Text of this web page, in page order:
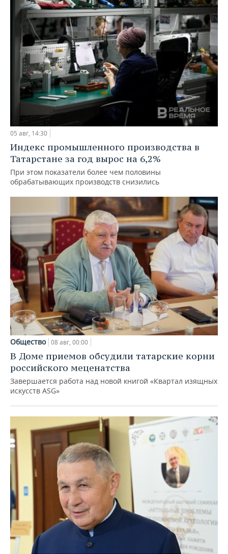
05 авг, 14:30
Индекс промышленного производства в
Татарстане за год вырос на 6,2%
При этом показатели более чем половины
обрабатывающих производств снизились
Общество 08 авг, 00:00
В Доме приемов обсудили татарские корни
российского меценатства
Завершается работа над новой книгой «Квартал изящных
искусств ASG»